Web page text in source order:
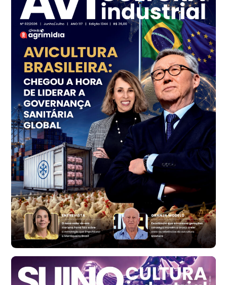
R$ 7,16
kg
Frango - Indicador
R$ 7,18
kg
Trigo Atacado - Regional
PR
R$ 1.414,46
t
Trigo Atacado - Regional
RS
R$ 1.314,61
t
Ovo Vermelho - Regional
Vermelho
R$ 171,61
cx
Ovo Branco - Regional
Santa Maria do Jetibá (ES)
R$ 140,74
cx